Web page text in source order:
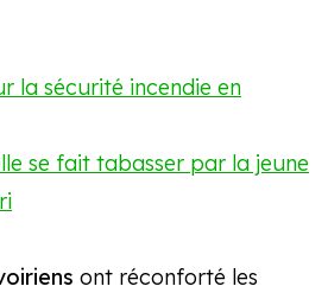
ont réconforté les
la sécurité incendie en
se fait tabasser par la jeune